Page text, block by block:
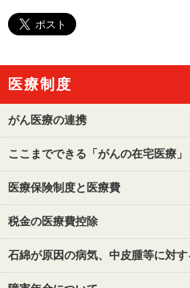
医療制度
がん医療の連携
ここまでできる「がんの在宅医療」
医療保険制度と医療費
税金の医療費控除
石綿が原因の病気、中皮腫等に対